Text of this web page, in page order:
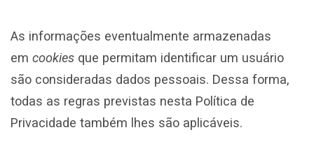
As informações eventualmente armazenadas
em cookies que permitam identificar um usuário
são consideradas dados pessoais. Dessa forma,
todas as regras previstas nesta Política de
Privacidade também lhes são aplicáveis.